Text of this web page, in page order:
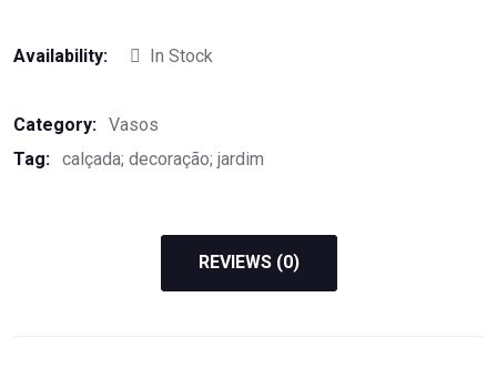
Availability: In Stock
Category: Vasos
Tag: calçada; decoração; jardim
REVIEWS (0)